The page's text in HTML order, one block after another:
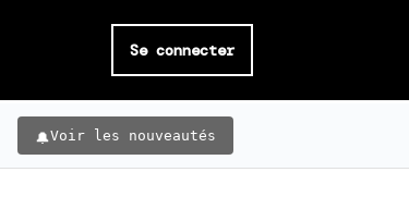
Se connecter
Voir les nouveautés